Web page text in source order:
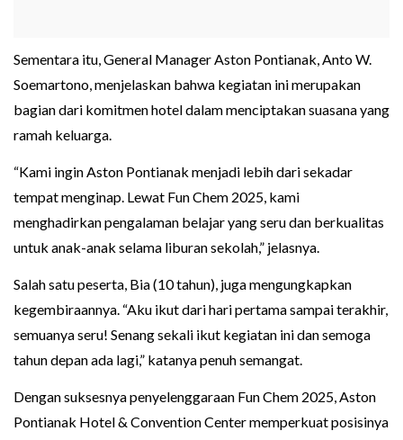
Sementara itu, General Manager Aston Pontianak, Anto W.
Soemartono, menjelaskan bahwa kegiatan ini merupakan
bagian dari komitmen hotel dalam menciptakan suasana yang
ramah keluarga.
“Kami ingin Aston Pontianak menjadi lebih dari sekadar
tempat menginap. Lewat Fun Chem 2025, kami
menghadirkan pengalaman belajar yang seru dan berkualitas
untuk anak-anak selama liburan sekolah,” jelasnya.
Salah satu peserta, Bia (10 tahun), juga mengungkapkan
kegembiraannya. “Aku ikut dari hari pertama sampai terakhir,
semuanya seru! Senang sekali ikut kegiatan ini dan semoga
tahun depan ada lagi,” katanya penuh semangat.
Dengan suksesnya penyelenggaraan Fun Chem 2025, Aston
Pontianak Hotel & Convention Center memperkuat posisinya